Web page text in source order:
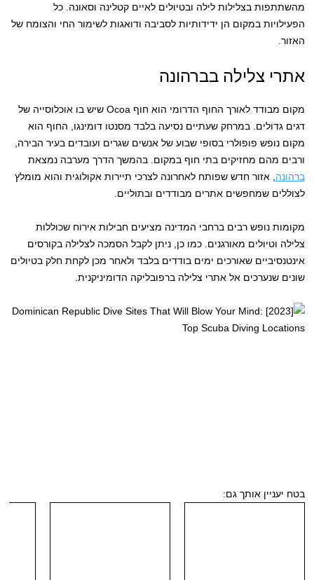
מהשתתפות בצלילות לילה ובטיולים לאיים קטלינה וסאונה. כל
הפעילויות במקום הן ידידותיות לסביבה ודואגות לשימור החי והצומח של
האזור.
אתרי צלילה בברהונה
מקום מבודד לאורך החוף הדרומי הוא חוף Ocoa שיש בו אוכלוסייה של
דגים גדולים. במרחק שעתיים נסיעה בלבד מסנטו דומינגו, החוף הוא
מקום נופש פופולרי בסופי שבוע של אנשים שגרים ועובדים בעיר הבירה,
ורבים מהם מחזיקים בתי חוף במקום. בהמשך הדרך מערבה נמצאת
ברהונה , אזור חדש שפותח לאחרונה לצרכי תיירות אקולוגית והוא מומלץ
לצוללים שמחפשים אתרים מבודדים ובתוליים.
מקומות נופש רבים ברחבי המדינה מציעים חבילות אירוח שכוללות
צלילה וטיולים מאורגנים. כמו כן, ניתן לקבל הסמכה לצלילה בקורסים
אינטנסיביים שאורכים ימים בודדים בלבד ולאחר מכן לקחת חלק בטיולים
שונים שנערכים אל אתרי צלילה ברפובליקה הדומיניקנית.
בטח יעניין אותך גם: